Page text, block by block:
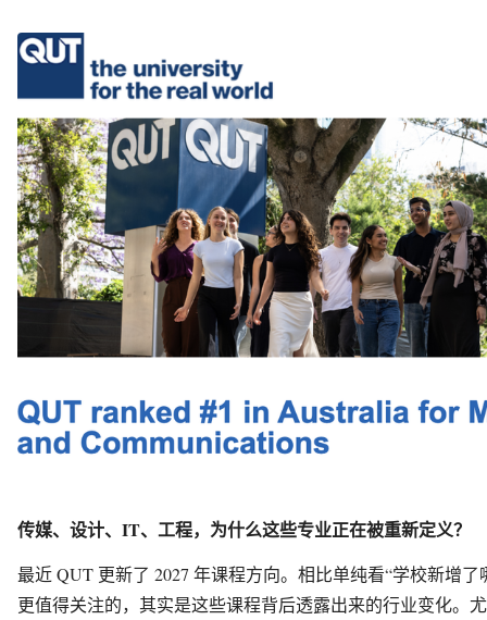
传媒、设计、IT、工程，为什么这些专业正在被重新定义？
最近 QUT 更新了 2027 年课程方向。相比单纯看“学校新增了
更值得关注的，其实是这些课程背后透露出来的行业变化。